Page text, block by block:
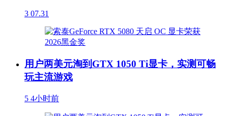
3 07.31
用户两美元淘到GTX 1050 Ti显卡，实测可畅
玩主流游戏
5 4小时前